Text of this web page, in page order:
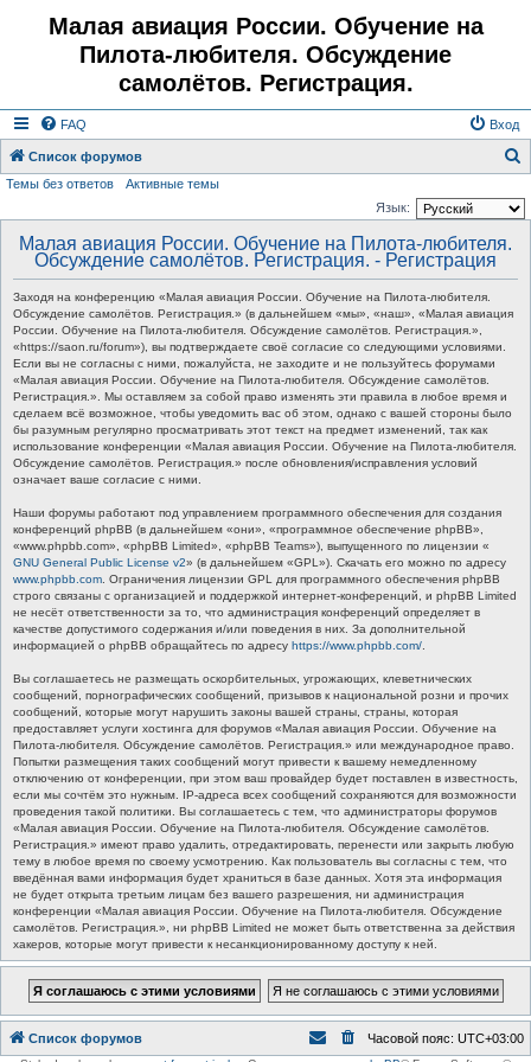
Малая авиация России. Обучение на
Пилота-любителя. Обсуждение
самолётов. Регистрация.
FAQ Вход
Список форумов
Темы без ответов
Активные темы
Язык:
Малая авиация России. Обучение на Пилота-любителя.
Обсуждение самолётов. Регистрация. - Регистрация
Заходя на конференцию «Малая авиация России. Обучение на Пилота-любителя.
Обсуждение самолётов. Регистрация.» (в дальнейшем «мы», «наш», «Малая авиация
России. Обучение на Пилота-любителя. Обсуждение самолётов. Регистрация.»,
«https://saon.ru/forum»), вы подтверждаете своё согласие со следующими условиями.
Если вы не согласны с ними, пожалуйста, не заходите и не пользуйтесь форумами
«Малая авиация России. Обучение на Пилота-любителя. Обсуждение самолётов.
Регистрация.». Мы оставляем за собой право изменять эти правила в любое время и
сделаем всё возможное, чтобы уведомить вас об этом, однако с вашей стороны было
бы разумным регулярно просматривать этот текст на предмет изменений, так как
использование конференции «Малая авиация России. Обучение на Пилота-любителя.
Обсуждение самолётов. Регистрация.» после обновления/исправления условий
означает ваше согласие с ними.
Наши форумы работают под управлением программного обеспечения для создания
конференций phpBB (в дальнейшем «они», «программное обеспечение phpBB»,
«www.phpbb.com», «phpBB Limited», «phpBB Teams»), выпущенного по лицензии «
GNU General Public License v2» (в дальнейшем «GPL»). Скачать его можно по адресу
www.phpbb.com . Ограничения лицензии GPL для программного обеспечения phpBB
строго связаны с организацией и поддержкой интернет-конференций, и phpBB Limited
не несёт ответственности за то, что администрация конференций определяет в
качестве допустимого содержания и/или поведения в них. За дополнительной
информацией о phpBB обращайтесь по адресу https://www.phpbb.com/
Вы соглашаетесь не размещать оскорбительных, угрожающих, клеветнических
сообщений, порнографических сообщений, призывов к национальной розни и прочих
сообщений, которые могут нарушить законы вашей страны, страны, которая
предоставляет услуги хостинга для форумов «Малая авиация России. Обучение на
Пилота-любителя. Обсуждение самолётов. Регистрация.» или международное право.
Попытки размещения таких сообщений могут привести к вашему немедленному
отключению от конференции, при этом ваш провайдер будет поставлен в известность,
если мы сочтём это нужным. IP-адреса всех сообщений сохраняются для возможности
проведения такой политики. Вы соглашаетесь с тем, что администраторы форумов
«Малая авиация России. Обучение на Пилота-любителя. Обсуждение самолётов.
Регистрация.» имеют право удалить, отредактировать, перенести или закрыть любую
тему в любое время по своему усмотрению. Как пользователь вы согласны с тем, что
введённая вами информация будет храниться в базе данных. Хотя эта информация
не будет открыта третьим лицам без вашего разрешения, ни администрация
конференции «Малая авиация России. Обучение на Пилота-любителя. Обсуждение
самолётов. Регистрация.», ни phpBB Limited не может быть ответственна за действия
хакеров, которые могут привести к несанкционированному доступу к ней.
Список форумов Часовой пояс: UTC+03:00